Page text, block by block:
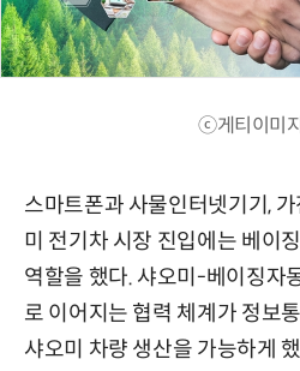
ⓒ게티이미
스마트폰과 사물인터넷기기,
미 전기차 시장 진입에는 베이
역할을 했다. 샤오미-베이징자
로 이어지는 협력 체계가 정보
샤오미 차량 생산을 가능하게